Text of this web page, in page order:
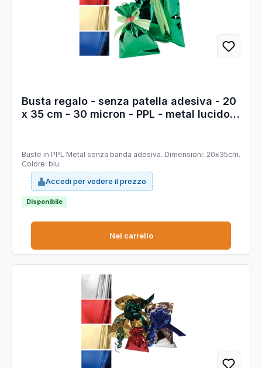
Busta regalo - senza patella adesiva - 20
x 35 cm - 30 micron - PPL - metal lucido -
Buste in PPL Metal senza banda adesiva. Dimensioni: 20x35cm.
Colore: blu.
Accedi per vedere il prezzo
Disponibile
Nel carrello